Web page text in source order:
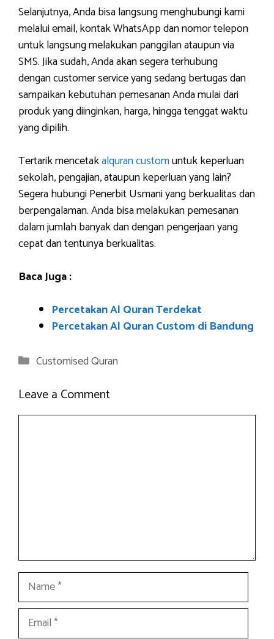
Selanjutnya, Anda bisa langsung menghubungi kami
melalui email, kontak WhatsApp dan nomor telepon
untuk langsung melakukan panggilan ataupun via
SMS. Jika sudah, Anda akan segera terhubung
dengan customer service yang sedang bertugas dan
sampaikan kebutuhan pemesanan Anda mulai dari
produk yang diinginkan, harga, hingga tenggat waktu
yang dipilih.
Tertarik mencetakalquran customuntuk keperluan
sekolah, pengajian, ataupun keperluan yang lain?
Segera hubungi Penerbit Usmani yang berkualitas dan
berpengalaman. Anda bisa melakukan pemesanan
dalam jumlah banyak dan dengan pengerjaan yang
cepat dan tentunya berkualitas.
Baca Juga :
Percetakan Al Quran Terdekat
Percetakan Al Quran Custom di Bandung
Categories
Customised Quran
Leave a Comment
Name
Email